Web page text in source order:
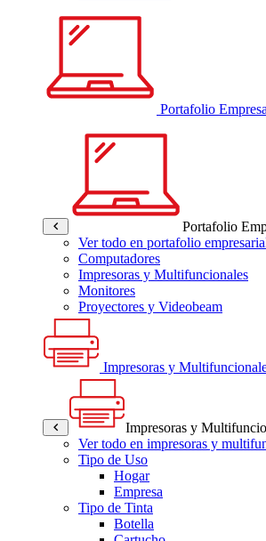
Portafolio
Portafolio
Ver todo en portafolio
Computadores
Impresoras y Multifuncionales
Monitores
Proyectores y Videobeam
Impresoras y
Impresoras y
Ver todo en impresoras y
Tipo de Uso
Hogar
Empresa
Tipo de Tinta
Botella